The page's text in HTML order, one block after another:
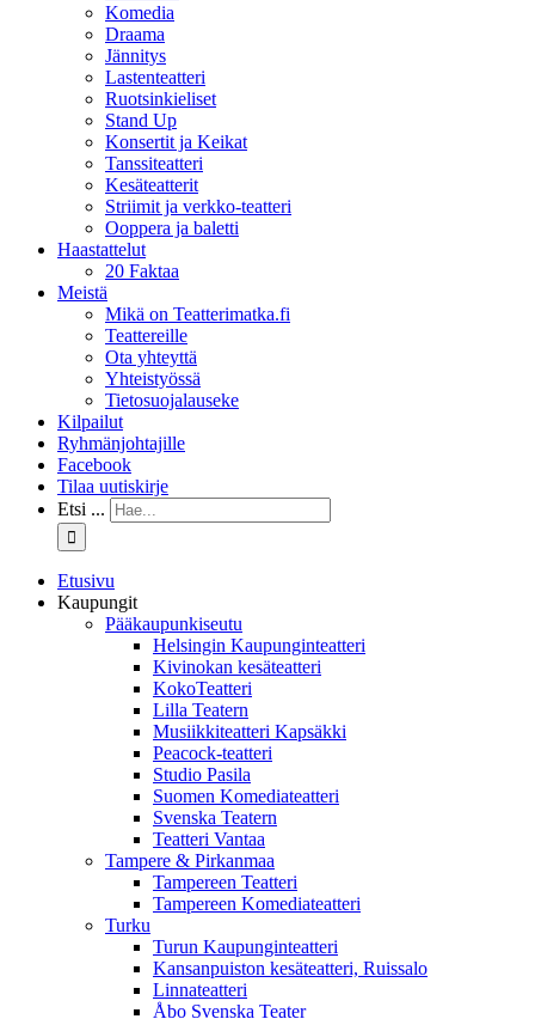
Komedia
Draama
Jännitys
Lastenteatteri
Ruotsinkieliset
Stand Up
Konsertit ja Keikat
Tanssiteatteri
Kesäteatterit
Striimit ja verkko-teatteri
Ooppera ja baletti
Haastattelut
20 Faktaa
Meistä
Mikä on Teatterimatka.fi
Teattereille
Ota yhteyttä
Yhteistyössä
Tietosuojalauseke
Kilpailut
Ryhmänjohtajille
Facebook
Tilaa uutiskirje
Etsi ...
Etusivu
Kaupungit
Pääkaupunkiseutu
Helsingin Kaupunginteatteri
Kivinokan kesäteatteri
KokoTeatteri
Lilla Teatern
Musiikkiteatteri Kapsäkki
Peacock-teatteri
Studio Pasila
Suomen Komediateatteri
Svenska Teatern
Teatteri Vantaa
Tampere & Pirkanmaa
Tampereen Teatteri
Tampereen Komediateatteri
Turku
Turun Kaupunginteatteri
Kansanpuiston kesäteatteri, Ruissalo
Linnateatteri
Åbo Svenska Teater